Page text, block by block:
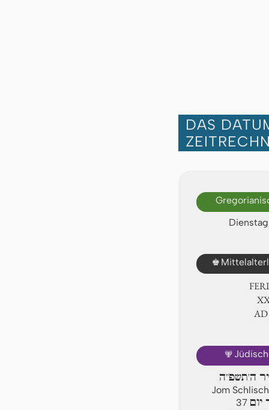
DAS
♚
🕎
ה'תשפ"ה
Jom
37 יום